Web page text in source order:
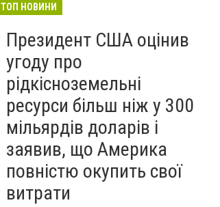
окупить свої витрати
ТОП НОВИНИ
Президент США оцінив
угоду про
рідкісноземельні
ресурси більш ніж у 300
мільярдів доларів і
заявив, що Америка
повністю окупить свої
витрати